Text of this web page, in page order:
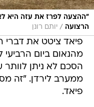
"ההצעה לפרז את עזה היא
הרצועה / יותם רונן
פיאד ציטט את דברי
מהנאום ביום הרביעי
הסכם לא ניתן
ממערב לירדן. "זה
פיאד.